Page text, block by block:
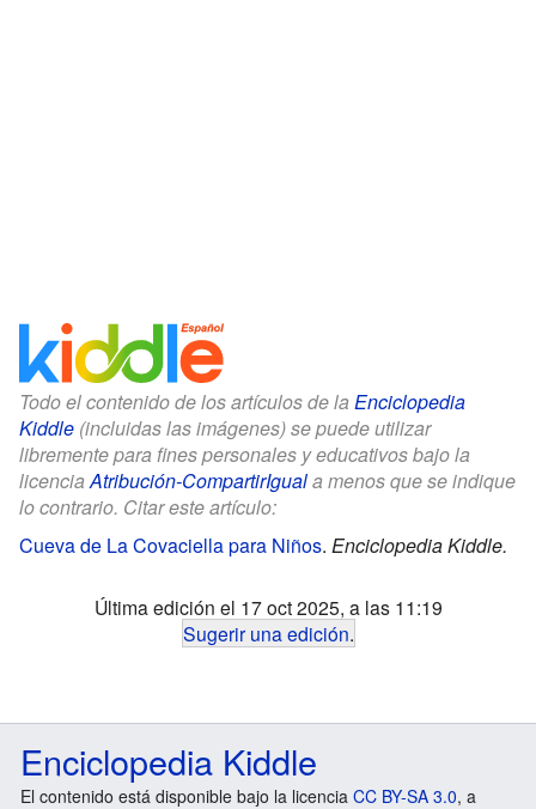
Todo el contenido de los artículos de la Enciclopedia
Kiddle (incluidas las imágenes) se puede utilizar
libremente para fines personales y educativos bajo la
licenciaAtribución-CompartirIguala menos que se indique
lo contrario. Citar este artículo:
Cueva de La Covaciella para Niños. Enciclopedia Kiddle.
Última edición el 17 oct 2025, a las 11:19
Sugerir una edición.
Enciclopedia Kiddle
El contenido está disponible bajo la licencia CC BY-SA 3.0, a